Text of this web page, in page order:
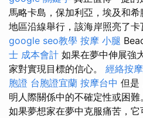
馬略卡島，保加利亞，埃及和
地區沿線舉行，該海岸照亮了
google seo教學 按摩 小腿
士 成本會計 如果在夢中伸展強
家對實現目標的信心。 經絡按
胞證 台胞證宜蘭 按摩台中 但是
明人際關係中的不確定性或困難
如果夢想家在夢中克服痛苦，